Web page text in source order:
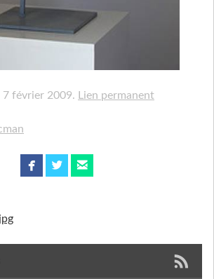
7 février 2009. Lien permanent
facebook twitterbird email